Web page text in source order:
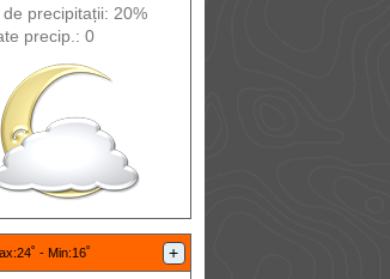
de precipitații: 20%
precip.: 0
:24˚ - Min:16˚ +